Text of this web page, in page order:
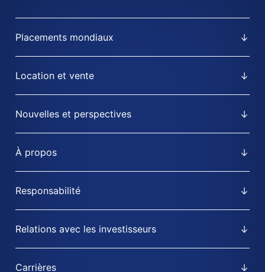
Placements mondiaux
Location et vente
Nouvelles et perspectives
À propos
Responsabilité
Relations avec les investisseurs
Carrières